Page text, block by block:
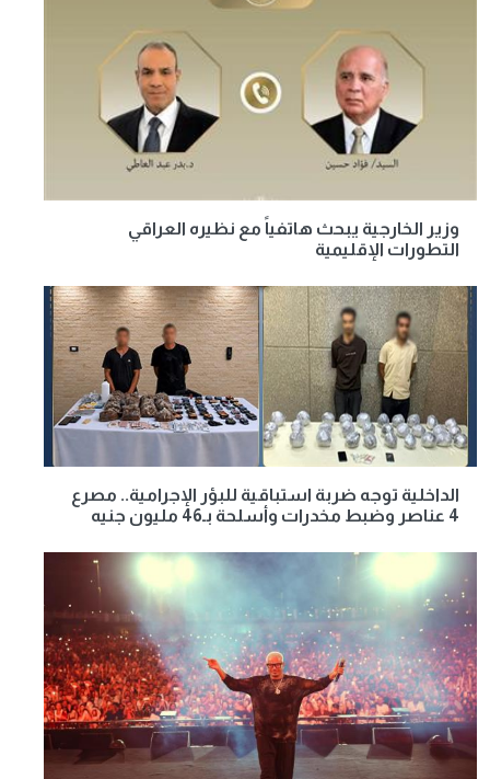
وزير الخارجية يبحث هاتفياً مع نظيره العراقي
التطورات الإقليمية
الداخلية توجه ضربة استباقية للبؤر الإجرامية.. مصرع
4 عناصر وضبط مخدرات وأسلحة بـ46 مليون جنيه